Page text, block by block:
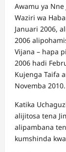
Awamu ya
Waziri wa
Januari 2006,
2006
Vijana – hapa
2006 hadi
Kujenga Taifa
Novemba 2010.
Katika
alijitosa tena
alipambana
kumshinda